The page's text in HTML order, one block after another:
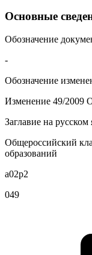
Основные
Обозначение
-
Обозначение
Изменение 49/
Заглавие на русском
Общероссийский
образований
a02p2
049